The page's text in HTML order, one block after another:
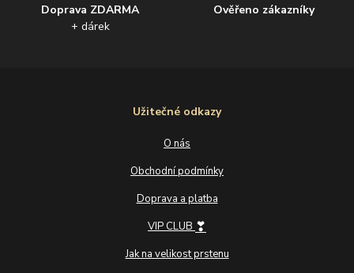
Doprava ZDARMA
+ dárek
Ověřeno zákazníky
Užitečné odkazy
O nás
Obchodní podmínky
Doprava a platba
VIP CLUB ❣
Jak na velikost prstenu